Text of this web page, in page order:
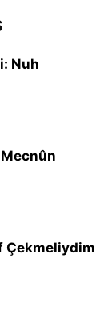
Nuh
Çekmeliydim